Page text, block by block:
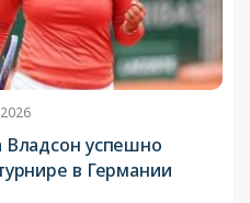
Владсон успешно
в Германии